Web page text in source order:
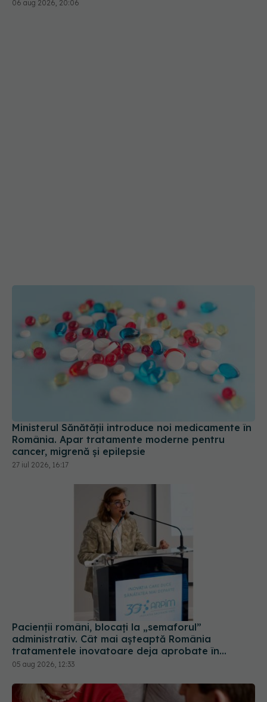
România. Apar tratamente moderne pentru
cancer, migrenă și epilepsie
27 iul 2026, 16:17
Pacienții români, blocați la „semaforul”
administrativ. Cât mai așteaptă România
tratamentele inovatoare deja aprobate în
Europa
05 aug 2026, 12:33